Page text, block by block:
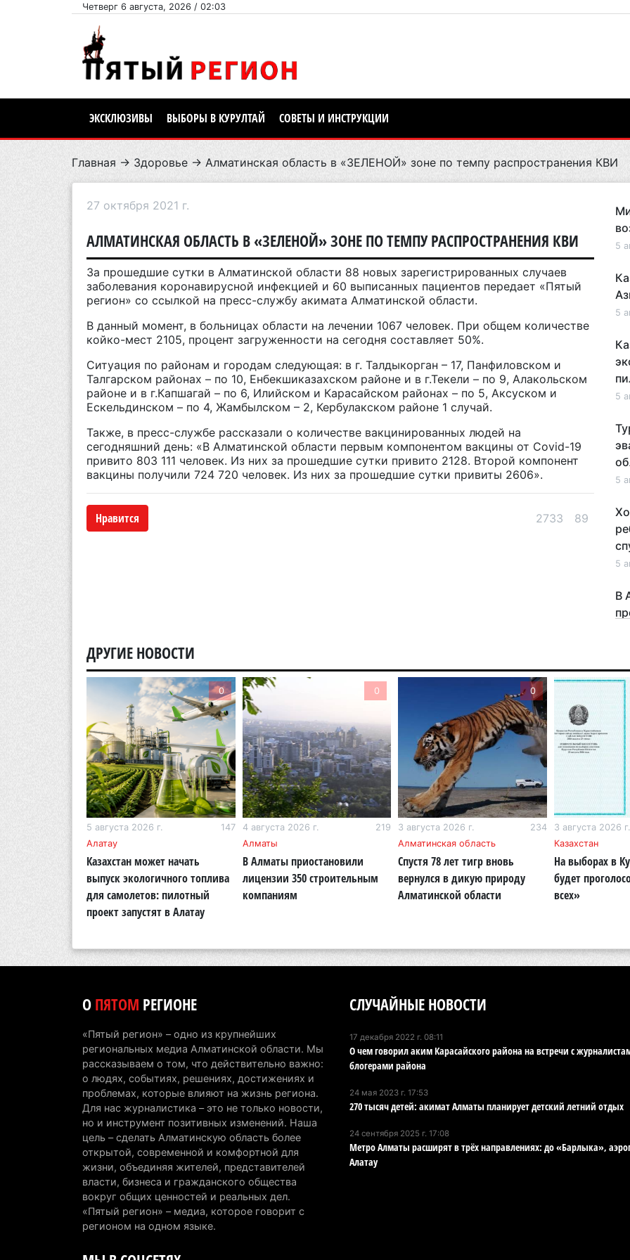
Четверг 6 августа, 2026 / 02:03
ЭКСКЛЮЗИВЫ ВЫБОРЫ В КУРУЛТАЙ СОВЕТЫ И ИНСТРУКЦИИ
Главная → Здоровье → Алматинская область в «ЗЕЛЕНОЙ» зоне по темпу распространения КВИ
27 октября 2021 г.
АЛМАТИНСКАЯ ОБЛАСТЬ В «ЗЕЛЕНОЙ» ЗОНЕ ПО ТЕМПУ РАСПРОСТРАНЕНИЯ КВИ
За прошедшие сутки в Алматинской области 88 новых зарегистрированных случаев
заболевания коронавирусной инфекцией и 60 выписанных пациентов передает «Пятый
регион» со ссылкой на пресс-службу акимата Алматинской области.
В данный момент, в больницах области на лечении 1067 человек. При общем количестве
койко-мест 2105, процент загруженности на сегодня составляет 50%.
Ситуация по районам и городам следующая: в г. Талдыкорган – 17, Панфиловском и
Талгарском районах – по 10, Енбекшиказахском районе и в г.Текели – по 9, Алакольском
районе и в г.Капшагай – по 6, Илийском и Карасайском районах – по 5, Аксуском и
Ескельдинском – по 4, Жамбылском – 2, Кербулакском районе 1 случай.
Также, в пресс-службе рассказали о количестве вакцинированных людей на
сегодняшний день: «В Алматинской области первым компонентом вакцины от Covid-19
привито 803 111 человек. Из них за прошедшие сутки привито 2128. Второй компонент
вакцины получили 724 720 человек. Из них за прошедшие сутки привиты 2606».
Нравится 2733 89
5
5
5
5
5
В
В
4
4
В
4
4
4
4
4
ДРУГИЕ НОВОСТИ
0
5 августа 2026 г.
147
Алатау
Казахстан может начать
выпуск экологичного топлива
для самолетов: пилотный
проект запустят в Алатау
0
4 августа 2026 г.
219
Алматы
В Алматы приостановили
лицензии 350 строительным
компаниям
0
3 августа 2026 г.
234
Алматинская область
Спустя 78 лет тигр вновь
вернулся в дикую природу
Алматинской области
3 августа 2026 г.
Казахстан
На выборах в
будет
всех»
ОПЯТОМ РЕГИОНЕ
«Пятый регион» – одно из крупнейших
региональных медиа Алматинской области. Мы
рассказываем о том, что действительно важно:
о людях, событиях, решениях, достижениях и
проблемах, которые влияют на жизнь региона.
Для нас журналистика – это не только новости,
но и инструмент позитивных изменений. Наша
цель – сделать Алматинскую область более
открытой, современной и комфортной для
жизни, объединяя жителей, представителей
власти, бизнеса и гражданского общества
вокруг общих ценностей и реальных дел.
«Пятый регион» – медиа, которое говорит с
регионом на одном языке.
СЛУЧАЙНЫЕ НОВОСТИ
17 декабря 2022 г. 08:11
О чем говорил аким Карасайского района на встречи с
блогерами района
24 мая 2023 г. 17:53
270 тысяч детей: акимат Алматы планирует детский летний отдых
24 сентября 2025 г. 17:08
Метро Алматы расширят в трёх направлениях: до «Барлыка»,
Алатау